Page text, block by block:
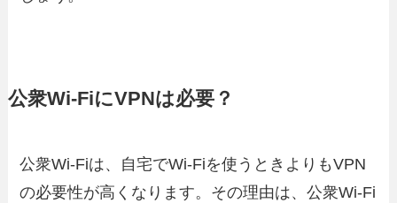
公衆Wi-FiにVPNは必要？
公衆Wi-Fiは、自宅でWi-Fiを使うときよりもVPN
の必要性が高くなります。その理由は、公衆Wi-Fi